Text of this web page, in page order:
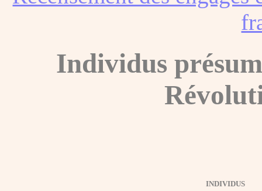
Individus
INDIVIDUS